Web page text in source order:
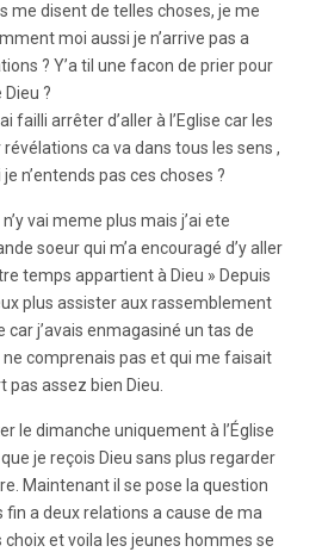
me disent de telles choses, je me
moi aussi je n’arrive pas a
? Y’a til une facon de prier pour
?
failli arrêter d’aller à l’Eglise car les
ca va dans tous les sens ,
n’entends pas ces choses ?
vai meme plus mais j’ai ete
soeur qui m’a encouragé d’y aller
temps appartient à Dieu » Depuis
plus assister aux rassemblement
car j’avais enmagasiné un tas de
comprenais pas et qui me faisait
pas assez bien Dieu.
le dimanche uniquement à l’Église
je reçois Dieu sans plus regarder
Maintenant il se pose la question
fin a deux relations a cause de ma
et voila les jeunes hommes se